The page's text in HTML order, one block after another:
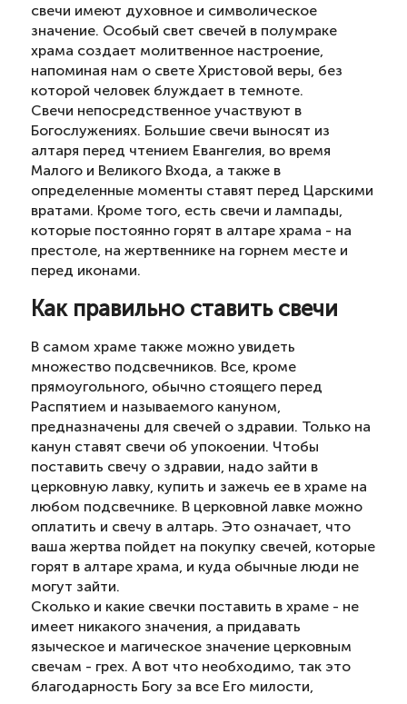
свечи имеют духовное и символическое
значение. Особый свет свечей в полумраке
храма создает молитвенное настроение,
напоминая нам о свете Христовой веры, без
которой человек блуждает в темноте.
Свечи непосредственное участвуют в
Богослужениях. Большие свечи выносят из
алтаря перед чтением Евангелия, во время
Малого и Великого Входа, а также в
определенные моменты ставят перед Царскими
вратами. Кроме того, есть свечи и лампады,
которые постоянно горят в алтаре храма - на
престоле, на жертвеннике на горнем месте и
перед иконами.
Как правильно ставить свечи
В самом храме также можно увидеть
множество подсвечников. Все, кроме
прямоугольного, обычно стоящего перед
Распятием и называемого кануном,
предназначены для свечей о здравии. Только на
канун ставят свечи об упокоении. Чтобы
поставить свечу о здравии, надо зайти в
церковную лавку, купить и зажечь ее в храме на
любом подсвечнике. В церковной лавке можно
оплатить и свечу в алтарь. Это означает, что
ваша жертва пойдет на покупку свечей, которые
горят в алтаре храма, и куда обычные люди не
могут зайти.
Сколько и какие свечки поставить в храме - не
имеет никакого значения, а придавать
языческое и магическое значение церковным
свечам - грех. А вот что необходимо, так это
благодарность Богу за все Его милости,